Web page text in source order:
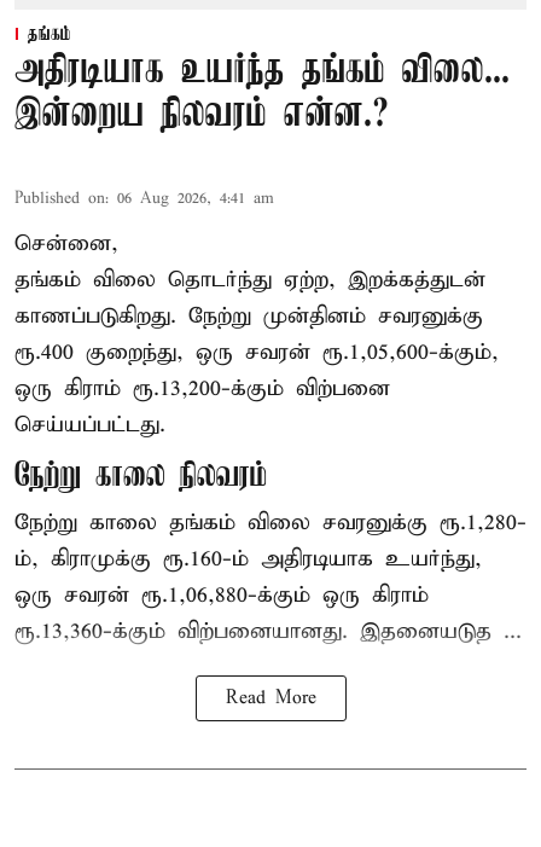
தங்கம்
அதிரடியாக உயர்ந்த தங்கம் விலை...
இன்றைய நிலவரம் என்ன.?
Published on: 06 Aug 2026, 4:41 am
சென்னை,
தங்கம் விலை தொடர்ந்து ஏற்ற, இறக்கத்துடன்
காணப்படுகிறது. நேற்று முன்தினம் சவரனுக்கு
ரூ.400 குறைந்து, ஒரு சவரன் ரூ.1,05,600-க்கும்,
ஒரு கிராம் ரூ.13,200-க்கும் விற்பனை
செய்யப்பட்டது.
நேற்று காலை நிலவரம்
நேற்று காலை தங்கம் விலை சவரனுக்கு ரூ.1,280-
ம், கிராமுக்கு ரூ.160-ம் அதிரடியாக உயர்ந்து,
ஒரு சவரன் ரூ.1,06,880-க்கும் ஒரு கிராம்
ரூ.13,360-க்கும் விற்பனையானது. இதனையடுத ...
Read More